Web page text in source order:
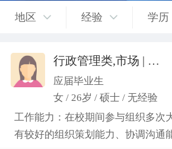
地区 经验 学历
行政管理类,市场 | 媒介 | 广告 | 设计,人事/行政/后勤
应届毕业生
女 / 26岁 / 硕士 / 无经验
工作能力：在校期间参与组织多次
有较好的组织策划能力、协调沟通